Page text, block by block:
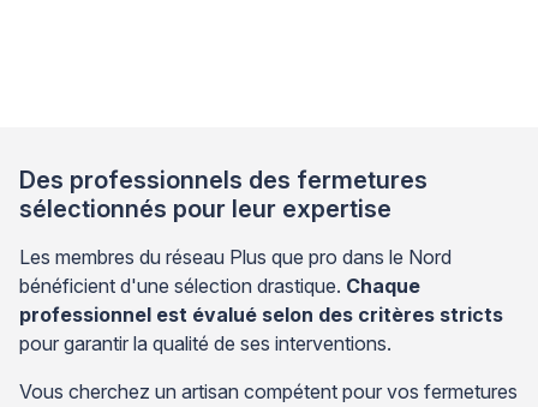
Des professionnels des fermetures
sélectionnés pour leur expertise
Les membres du réseau Plus que pro dans le Nord
bénéficient d'une sélection drastique. Chaque
professionnel est évalué selon des critères stricts
pour garantir la qualité de ses interventions.
Vous cherchez un artisan compétent pour vos fermetures